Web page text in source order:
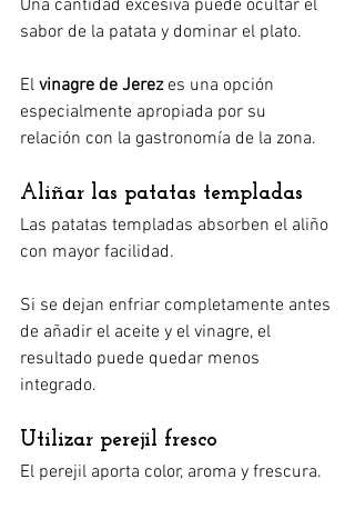
Una cantidad excesiva puede ocultar el
sabor de la patata y dominar el plato.
El vinagre de Jerez es una opción
especialmente apropiada por su
relación con la gastronomía de la zona.
Aliñar las patatas templadas
Las patatas templadas absorben el aliño
con mayor facilidad.
Si se dejan enfriar completamente antes
de añadir el aceite y el vinagre, el
resultado puede quedar menos
integrado.
Utilizar perejil fresco
El perejil aporta color, aroma y frescura.